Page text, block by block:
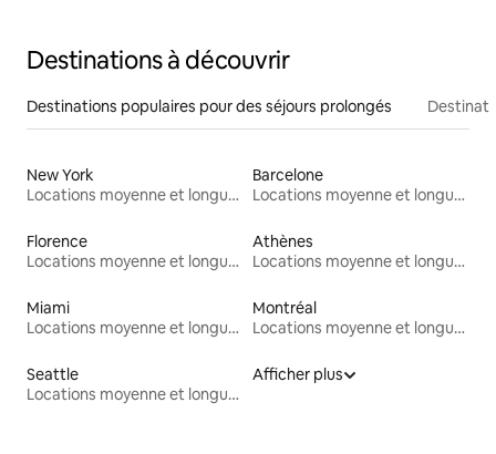
Destinations à découvrir
Destinations populaires pour des séjours prolongés
New York
Locations moyenne et longue durée
Barcelone
Locations moyenne et longue durée
Florence
Locations moyenne et longue durée
Athènes
Locations moyenne et longue durée
Miami
Locations moyenne et longue durée
Montréal
Locations moyenne et longue durée
Seattle
Locations moyenne et longue durée
Afficher plus